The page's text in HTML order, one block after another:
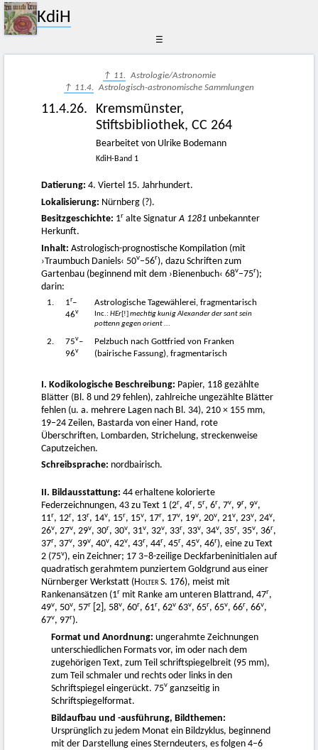
KdiH
☰
↑ 11. Astrologie/Astronomie
↑ 11.4. Astrologisch-astronomische Sammlungen
11.4.26.
Kremsmünster,
Stiftsbibliothek, CC 264
Bearbeitet von Ulrike Bodemann
KdiH-Band 1
Datierung: 4. Viertel 15. Jahrhundert.
Lokalisierung: Nürnberg (?).
Besitzgeschichte: 1r alte SignaturA 1281 unbekannter
Herkunft.
Inhalt: Astrologisch-prognostische Kompilation (mit
›Traumbuch Daniels‹ 50v–56r), dazu Schriften zum
Gartenbau (beginnend mit dem ›Bienenbuch‹ 68v–75r);
darin:
1. 1r–
46v
Astrologische Tagewählerei, fragmentarisch
Inc.: HEr[!] mechtig kunig Alexander der sant sein
pottenn gegen orient ...
2. 75v–
96v
Pelzbuch nach Gottfried von Franken
(bairische Fassung), fragmentarisch
I. Kodikologische Beschreibung: Papier, 118 gezählte
Blätter (Bl. 8 und 29 fehlen), zahlreiche ungezählte Blätter
fehlen (u. a. mehrere Lagen nach Bl. 34), 210 × 155 mm,
19–24 Zeilen, Bastarda von einer Hand, rote
Überschriften, Lombarden, Strichelung, streckenweise
Caputzeichen.
Schreibsprache: nordbairisch.
II. Bildausstattung: 44 erhaltene kolorierte
Federzeichnungen, 43 zu Text 1 (2r, 4r, 5r, 6r, 7v, 9r, 9v,
11r, 12r, 13r, 14v, 15r, 15v, 17r, 17v, 19v, 20v, 21v, 23v, 24v,
26v, 27v, 29v, 30r, 30v, 31v, 32v, 33r, 33v, 34v, 35r, 35v, 36r,
37r, 37v, 39v, 40v, 42v, 43r, 44r, 45r, 45v, 46r), eine zu Text
2 (75v), ein Zeichner; 17 3–8-zeilige Deckfarbeninitialen auf
quadratisch gerahmtem punziertem Goldgrund aus einer
Nürnberger Werkstatt (Holter S. 176), meist mit
Rankenansätzen (1r mit Ranke am unteren Blattrand, 47r,
49v, 50v, 57r [2], 58v, 60r, 61r, 62v 63v, 65r, 65v, 66r, 66v,
67v, 97r).
Format und Anordnung: ungerahmte Zeichnungen
unterschiedlichen Formats vor, im oder nach dem
zugehörigen Text, zum Teil schriftspiegelbreit (95 mm),
zum Teil schmaler und rechts oder links in den
Schriftspiegel eingerückt. 75v ganzseitig in
Schriftspiegelformat.
Bildaufbau und -ausführung, Bildthemen:
Ursprünglich zu jedem Monat ein Bildzyklus, beginnend
mit der Darstellung eines Sterndeuters, es folgen 4–6